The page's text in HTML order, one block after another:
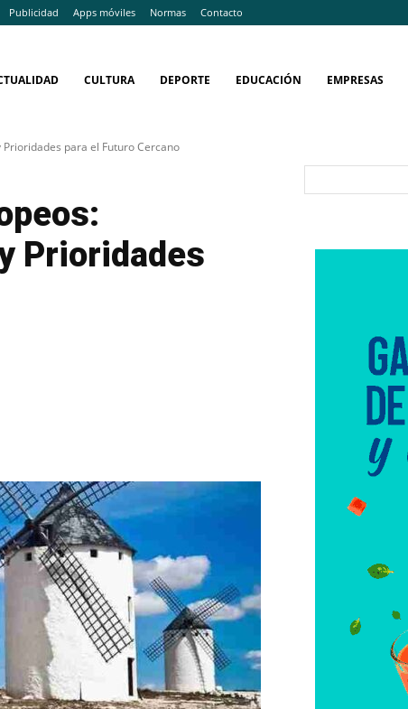
Publicidad Apps móviles Normas Contacto
CULTURA DEPORTE EDUCACIÓN EMPRESAS
para el Futuro Cercano
Prioridades